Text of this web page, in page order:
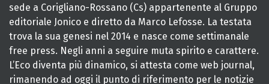
sede a Corigliano-Rossano (Cs) appartenente al Gruppo
editoriale Jonico e diretto da Marco Lefosse. La testata
trova la sua genesi nel 2014 e nasce come settimanale
free press. Negli anni a seguire muta spirito e carattere.
L’Eco diventa più dinamico, si attesta come web journal,
rimanendo ad oggi il punto di riferimento per le notizie